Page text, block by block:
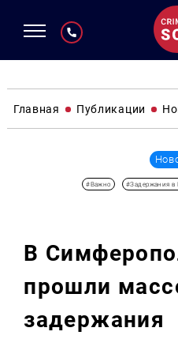
Главная Публикации
#Важно #Задержания в
В
прошли
задержания